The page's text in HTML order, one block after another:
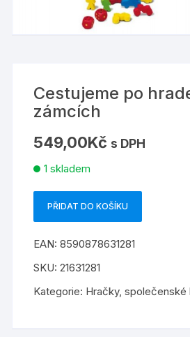
Cestujeme po
zámcích
549,00Kč s DPH
1 skladem
hradech
a
množství
PŘIDAT DO KOŠÍKU
EAN:8590878631281
SKU:21631281
Kategorie: Hračky,společenské